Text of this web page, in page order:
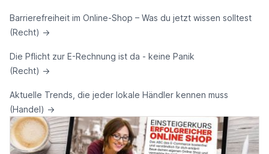
Barrierefreiheit im Online-Shop – Was du jetzt wissen solltest
(Recht) →
Die Pflicht zur E-Rechnung ist da - keine Panik
(Recht) →
Aktuelle Trends, die jeder lokale Händler kennen muss
(Handel) →